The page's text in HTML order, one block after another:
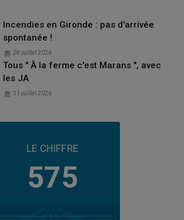
Incendies en Gironde : pas d'arrivée
spontanée !
28 juillet 2026
Tous " À la ferme c'est Marans ", avec
les JA
31 juillet 2026
LE CHIFFRE
575